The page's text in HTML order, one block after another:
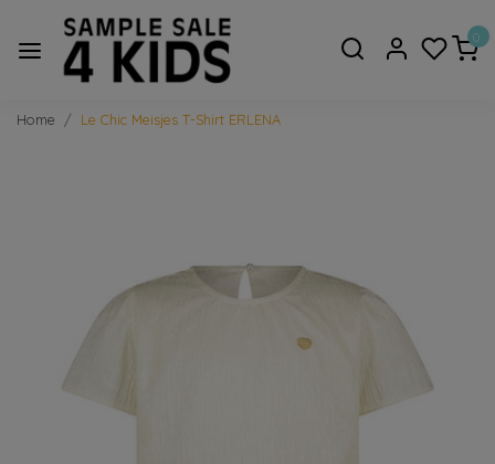
0
Home Le Chic Meisjes T-Shirt ERLENA